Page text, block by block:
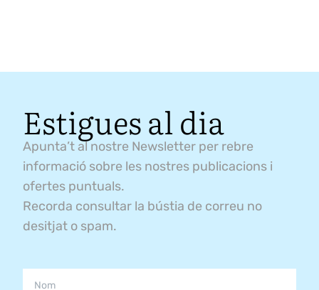
Estigues al dia
Apunta’t al nostre Newsletter per rebre
informació sobre les nostres publicacions i
ofertes puntuals.
Recorda consultar la bústia de correu no
desitjat o spam.